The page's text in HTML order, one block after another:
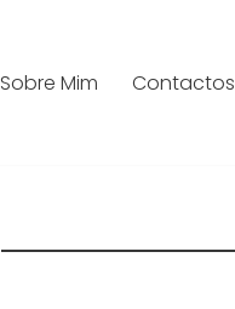
Sobre Mim Contactos